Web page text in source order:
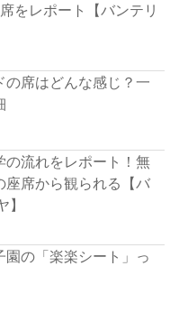
をレポート【バンテリ
の席はどんな感じ？一
の流れをレポート！無
座席から観られる【バ
】
園の「楽楽シート」っ